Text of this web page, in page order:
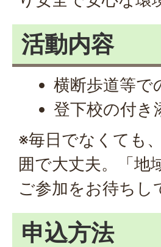
活動内容
横断歩道等で
登下校の付き
※毎日でなくても
囲で大丈夫。「地
ご参加をお待ちし
申込方法